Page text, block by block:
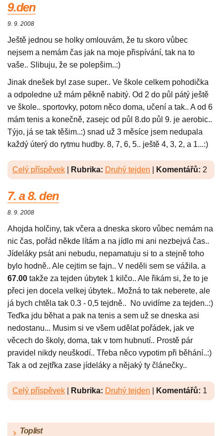
9.den
9. 9. 2008
Ještě jednou se holky omlouvám, že tu skoro vůbec
nejsem a nemám čas jak na moje přispívání, tak na to
vaše.. Slibuju, že se polepšim..:)
Jinak dnešek byl zase super.. Ve škole celkem pohodička
a odpoledne už mám pěkně nabitý. Od 2 do půl pátý ještě
ve škole.. sportovky, potom něco doma, učení a tak.. A od 6
mám tenis a konečně, zasejc od půl 8.do půl 9. je aerobic..
Týjo, já se tak těšim..:) snad už 3 měsíce jsem nedupala
každý úterý do rytmu hudby. 8, 7, 6, 5.. ještě 4, 3, 2, a 1...:)
Celý příspěvek Rubrika: Druhý tejden Komentářů: 2
7. a 8. den
8. 9. 2008
Ahojda holčiny, tak včera a dneska skoro vůbec nemám na
nic čas, pořád někde lítám a na jídlo mi ani nezbejvá čas..
Jídeláky psát ani nebudu, nepamatuju si to a stejně toho
bylo hodně.. Ale cejtim se fajn.. V neděli sem se vážila. a
67.00 takže za tejden úbytek 1 kilčo.. Ale řikám si, že to je
přeci jen docela velkej úbytek.. Možná to tak neberete, ale
já bych chtěla tak 0.3 - 0,5 tejdně.. No uvidíme za tejden..:)
Teďka jdu běhat a pak na tenis a sem už se dneska asi
nedostanu... Musim si ve všem udělat pořádek, jak ve
věcech do školy, doma, tak v tom hubnutí.. Prostě pár
pravidel nikdy neuškodí.. Třeba něco vypotim při běhání..:)
Tak a od zejtřka zase jídeláky a nějaký ty článečky..
Celý příspěvek Rubrika: Druhý tejden Komentářů: 1
Toplist